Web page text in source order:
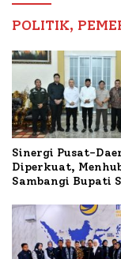
POLITIK,
Sinergi Pusat-
Diperkuat,
Sambangi Bupati
Mutiara Sentosa II